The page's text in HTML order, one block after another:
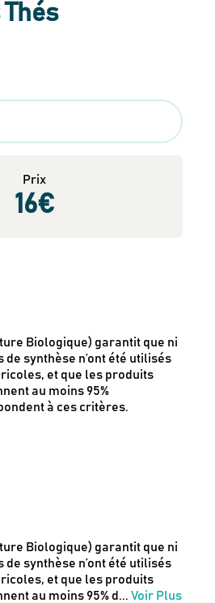
Thés
Prix
16€
Biologique) garantit que ni
synthèse n’ont été utilisés
et que les produits
au moins 95%
à ces critères.
Biologique) garantit que ni
synthèse n’ont été utilisés
et que les produits
au moins 95% d ... Voir Plus